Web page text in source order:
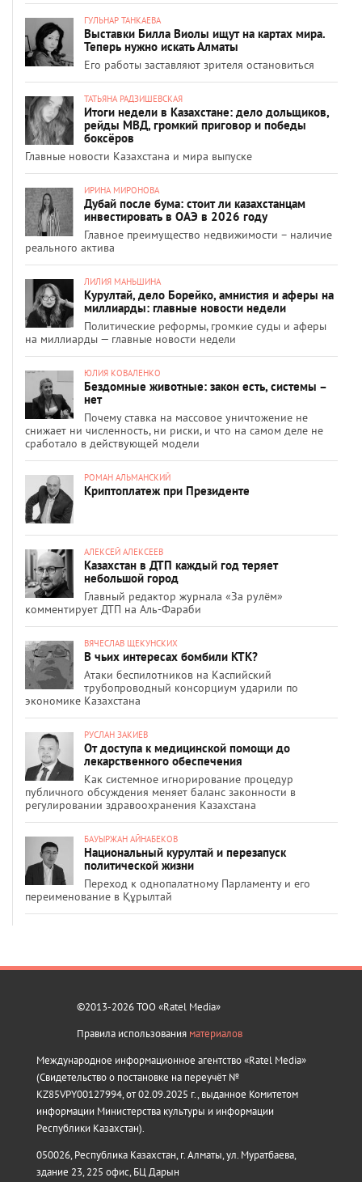
ГУЛЬНАР ТАНКАЕВА
Выставки Билла Виолы ищут на картах мира.
Теперь нужно искать Алматы
Его работы заставляют зрителя остановиться
ТАТЬЯНА РАДЗИШЕВСКАЯ
Итоги недели в Казахстане: дело дольщиков,
рейды МВД, громкий приговор и победы
боксёров
Главные новости Казахстана и мира выпуске
ИРИНА МИРОНОВА
Дубай после бума: стоит ли казахстанцам
инвестировать в ОАЭ в 2026 году
Главное преимущество недвижимости – наличие
реального актива
ЛИЛИЯ МАНЬШИНА
Курултай, дело Борейко, амнистия и аферы на
миллиарды: главные новости недели
Политические реформы, громкие суды и аферы
на миллиарды — главные новости недели
ЮЛИЯ КОВАЛЕНКО
Бездомные животные: закон есть, системы –
нет
Почему ставка на массовое уничтожение не
снижает ни численность, ни риски, и что на самом деле не
сработало в действующей модели
РОМАН АЛЬМАНСКИЙ
Криптоплатеж при Президенте
АЛЕКСЕЙ АЛЕКСЕЕВ
Казахстан в ДТП каждый год теряет
небольшой город
Главный редактор журнала «За рулём»
комментирует ДТП на Аль-Фараби
ВЯЧЕСЛАВ ЩЕКУНСКИХ
В чьих интересах бомбили КТК?
Атаки беспилотников на Каспийский
трубопроводный консорциум ударили по
экономике Казахстана
РУСЛАН ЗАКИЕВ
От доступа к медицинской помощи до
лекарственного обеспечения
Как системное игнорирование процедур
публичного обсуждения меняет баланс законности в
регулировании здравоохранения Казахстана
БАУЫРЖАН АЙНАБЕКОВ
Национальный курултай и перезапуск
политической жизни
Переход к однопалатному Парламенту и его
переименование в Құрылтай
©2013-2026 ТОО «Ratel Media»
Правила использования материалов
Международное информационное агентство «Ratel Media»
(Свидетельство о постановке на переучёт №
KZ85VPY00127994, от 02.09.2025 г., выданное Комитетом
информации Министерства культуры и информации
Республики Казахстан).
050026, Республика Казахстан, г. Алматы, ул. Муратбаева,
здание 23, 225 офис, БЦ Дарын